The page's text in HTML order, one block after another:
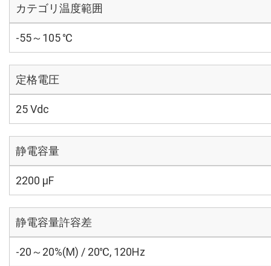
カテゴリ温度範囲
-55～105 ℃
定格電圧
25 Vdc
静電容量
2200 µF
静電容量許容差
-20～20%(M) / 20℃, 120Hz